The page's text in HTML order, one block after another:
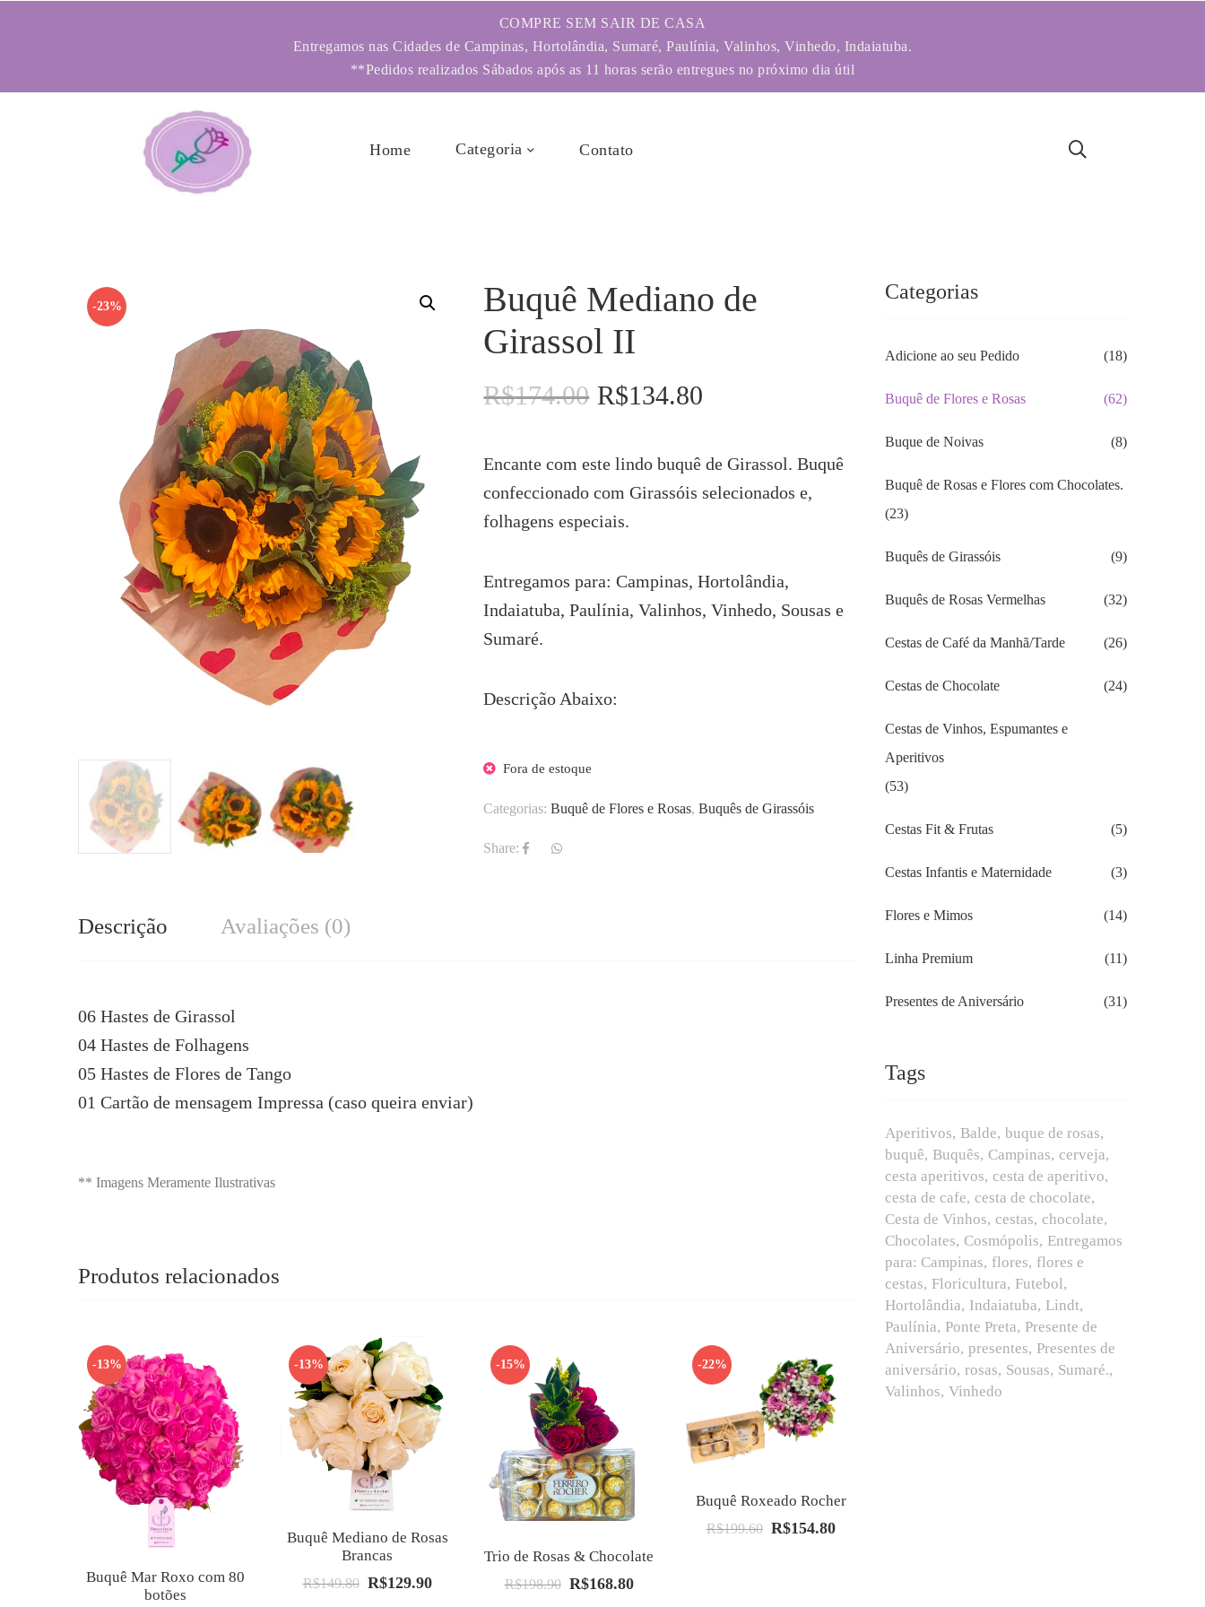
COMPRE SEM SAIR DE CASA
Entregamos nas Cidades de Campinas, Hortolândia, Sumaré, Paulínia, Valinhos, Vinhedo, Indaiatuba.
**Pedidos realizados Sábados após as 11 horas serão entregues no próximo dia útil
Home Categoria Contato
-23%
Buquê Mediano de
Girassol II
R$174.00 O
era:
R$174.00.
R$134.80
é:
R$134.80.
Encante com este lindo buquê de Girassol. Buquê
confeccionado com Girassóis selecionados e,
folhagens especiais.
Entregamos para: Campinas, Hortolândia,
Indaiatuba, Paulínia, Valinhos, Vinhedo, Sousas e
Sumaré.
Descrição Abaixo:
Fora de estoque
Categorias:Buquê de Flores e Rosas,Buquês de Girassóis
Share:
Descrição Avaliações (0)
06 Hastes de Girassol
04 Hastes de Folhagens
05 Hastes de Flores de Tango
01 Cartão de mensagem Impressa (caso queira enviar)
** Imagens Meramente Ilustrativas
Produtos relacionados
-13%
Buquê Mar Roxo com 80
botões
-13%
Buquê Mediano de Rosas
Brancas
R$149.80 O
R$129.90O
-15%
Trio de Rosas & Chocolate
R$198.90 O
R$168.80O
-22%
Buquê Roxeado Rocher
R$199.60 O
R$154.80O
Categorias
Adicione ao seu Pedido (18)
Buquê de Flores e Rosas (62)
Buque de Noivas (8)
Buquê de Rosas e Flores com Chocolates.
(23)
Buquês de Girassóis (9)
Buquês de Rosas Vermelhas (32)
Cestas de Café da Manhã/Tarde (26)
Cestas de Chocolate (24)
Cestas de Vinhos, Espumantes e
Aperitivos
(53)
Cestas Fit & Frutas (5)
Cestas Infantis e Maternidade (3)
Flores e Mimos (14)
Linha Premium (11)
Presentes de Aniversário (31)
Tags
Aperitivos Balde buque de rosas
buquê Buquês Campinas cerveja
cesta aperitivos cesta de aperitivo
cesta de cafe cesta de chocolate
Cesta de Vinhos cestas chocolate
Chocolates Cosmópolis Entregamos
para: Campinas flores flores e
cestas Floricultura Futebol
Hortolândia Indaiatuba Lindt
Paulínia Ponte Preta Presente de
Aniversário presentes Presentes de
aniversário rosas Sousas Sumaré.
Valinhos Vinhedo